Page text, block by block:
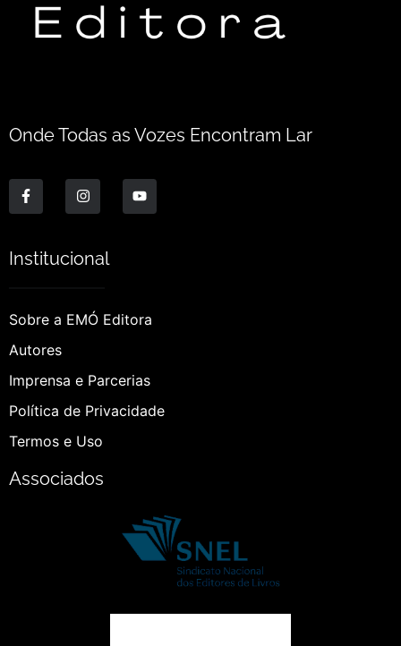
Onde Todas as Vozes Encontram Lar
Institucional
Sobre a EMÓ Editora
Autores
Imprensa e Parcerias
Política de Privacidade
Termos e Uso
Associados